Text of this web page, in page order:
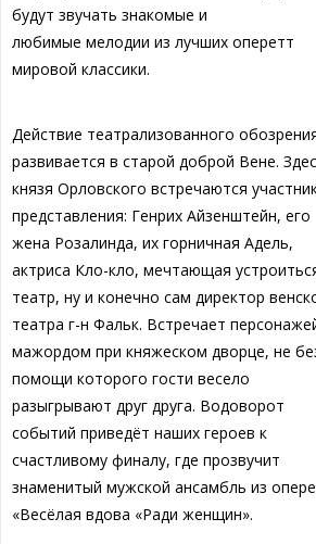
будут звучать знакомые и
любимые мелодии из лучших оперетт
мировой классики.
Действие театрализованного
развивается в старой доброй Вене.
князя Орловского встречаются
представления: Генрих Айзенштейн, его
жена Розалинда, их горничная Адель,
актриса Кло-кло, мечтающая
театр, ну и конечно сам директор
театра г-н Фальк. Встречает
мажордом при княжеском дворце, не
помощи которого гости весело
разыгрывают друг друга. Водоворот
событий приведёт наших героев к
счастливому финалу, где прозвучит
знаменитый мужской ансамбль из
«Весёлая вдова «Ради женщин».